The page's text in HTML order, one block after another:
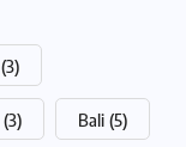
(3)
(3) Bali (5)